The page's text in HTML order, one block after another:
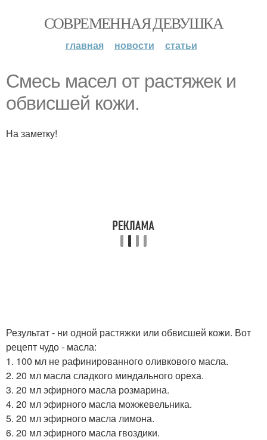
СОВРЕМЕННАЯ ДЕВУШКА
главная новости статьи
Смесь масел от растяжек и
обвисшей кожи.
На заметку!
Результат - ни одной растяжки или обвисшей кожи. Вот
рецепт чудо - масла:
1. 100 мл не рафинированного оливкового масла.
2. 20 мл масла сладкого миндального ореха.
3. 20 мл эфирного масла розмарина.
4. 20 мл эфирного масла можжевельника.
5. 20 мл эфирного масла лимона.
6. 20 мл эфирного масла гвоздики.